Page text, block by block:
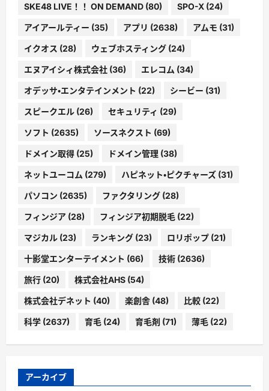
SKE48 LIVE！！ ON DEMAND (80) SPO-X (24)
アイアールティー (35) アプリ (2638) アムモ (31)
イクオス (28) ウェブホスティング (24)
エヌアイシィ株式会社 (36) エレコム (34)
オデッサ・エンタテインメント (22) シービー (31)
スピークエル (26) セキュリティ (29)
ソフト (2635) ソースネクスト (69)
ドメイン取得 (25) ドメイン管理 (38)
ネットユーコム (279) ハピネット・ピクチャーズ (31)
パソコン (2635) ファクタリング (28)
フィンジア (28) フィンジア初期脱毛 (22)
マジカル (23) ランキング (23) ロリポップ (21)
十影堂エンターテイメント (66) 技術 (2636)
旅行 (20) 株式会社AHS (54)
株式会社デネット (40) 楽創舎 (48) 比較 (22)
科学 (2637) 育毛 (24) 育毛剤 (71) 薄毛 (22)
アーカイブ